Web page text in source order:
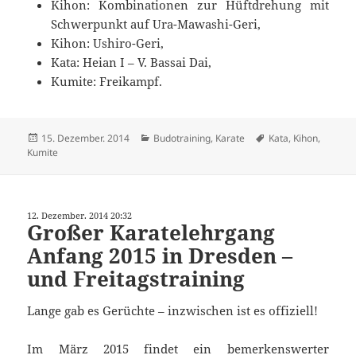
Kihon: Kombinationen zur Hüftdrehung mit
Schwerpunkt auf Ura-Mawashi-Geri,
Kihon: Ushiro-Geri,
Kata: Heian I – V. Bassai Dai,
Kumite: Freikampf.
Veröffentlicht
am
15. Dezember. 2014 Kategorien
Budotraining, Karate Schlagwörter
Kata, Kihon,
Kumite
12. Dezember. 2014 20:32
Großer Karatelehrgang
Anfang 2015 in Dresden –
und Freitagstraining
Lange gab es Gerüchte – inzwischen ist es offiziell!
Im März 2015 findet ein bemerkenswerter